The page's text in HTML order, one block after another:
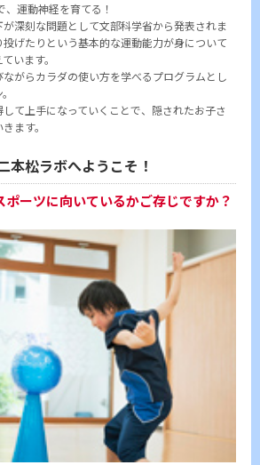
、運動神経を育てる！
深刻な問題として文部科学省から発表されま
げたりという基本的な運動能力が身について
います。
がらカラダの使い方を学べるプログラムとし
て上手になっていくことで、隠されたお子さ
ます。
本松ラボへようこそ！
ポーツに向いているかご存じですか？